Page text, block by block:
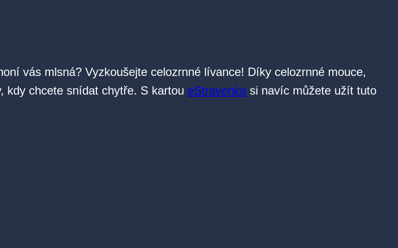
vás mlsná? Vyzkoušejte celozrnné lívance! Díky celozrnné mouce,
kdy chcete snídat chytře. S kartou eStravenkasi navíc můžete užít tuto